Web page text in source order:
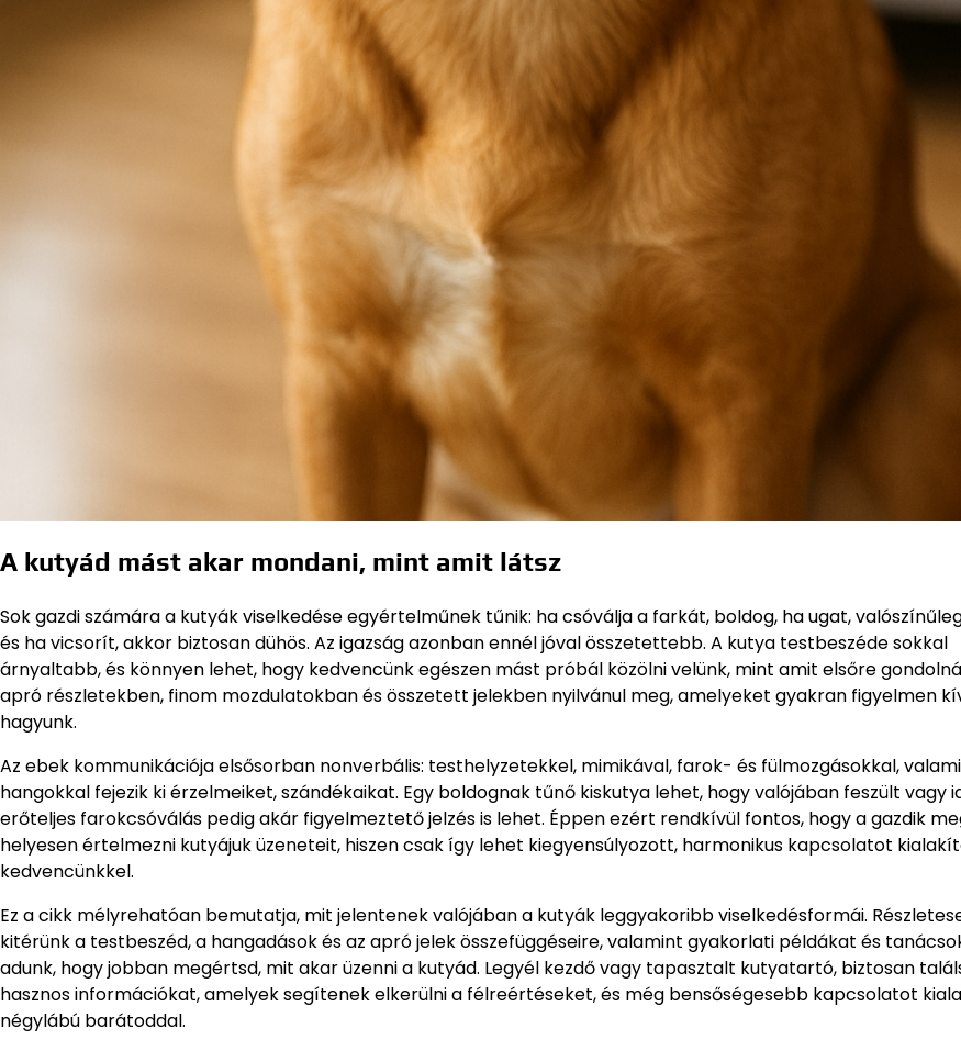
A kutyád mást akar mondani, mint amit látsz
Sok gazdi számára a kutyák viselkedése egyértelműnek tűnik: ha csóválja a farkát, boldog, ha ugat,
és ha vicsorít, akkor biztosan dühös. Az igazság azonban ennél jóval összetettebb. A kutya testbeszéde sokkal
árnyaltabb, és könnyen lehet, hogy kedvencünk egészen mást próbál közölni velünk, mint amit elsőre
apró részletekben, finom mozdulatokban és összetett jelekben nyilvánul meg, amelyeket gyakran figyelmen
hagyunk.
Az ebek kommunikációja elsősorban nonverbális: testhelyzetekkel, mimikával, farok- és fülmozgásokkal,
hangokkal fejezik ki érzelmeiket, szándékaikat. Egy boldognak tűnő kiskutya lehet, hogy valójában feszült vagy
erőteljes farokcsóválás pedig akár figyelmeztető jelzés is lehet. Éppen ezért rendkívül fontos, hogy a gazdik
helyesen értelmezni kutyájuk üzeneteit, hiszen csak így lehet kiegyensúlyozott, harmonikus kapcsolatot
kedvencünkkel.
Ez a cikk mélyrehatóan bemutatja, mit jelentenek valójában a kutyák leggyakoribb viselkedésformái.
kitérünk a testbeszéd, a hangadások és az apró jelek összefüggéseire, valamint gyakorlati példákat és
adunk, hogy jobban megértsd, mit akar üzenni a kutyád. Legyél kezdő vagy tapasztalt kutyatartó, biztosan
hasznos információkat, amelyek segítenek elkerülni a félreértéseket, és még bensőségesebb kapcsolatot
négylábú barátoddal.